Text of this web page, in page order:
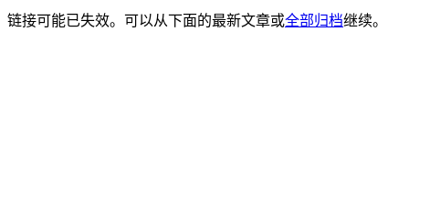
链接可能已失效。可以从下面的最新文章或全部归档继续。